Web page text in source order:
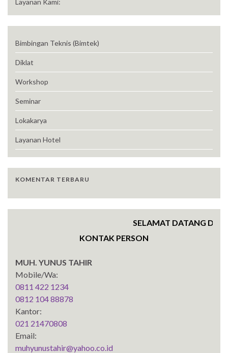
Layanan Kami:
Bimbingan Teknis (Bimtek)
Diklat
Workshop
Seminar
Lokakarya
Layanan Hotel
KOMENTAR TERBARU
SELAMAT DATANG DI
KONTAK PERSON
MUH. YUNUS TAHIR
Mobile/Wa:
0811 422 1234
0812 104 88878
Kantor:
021 21470808
Email:
muhyunustahir@yahoo.co.id